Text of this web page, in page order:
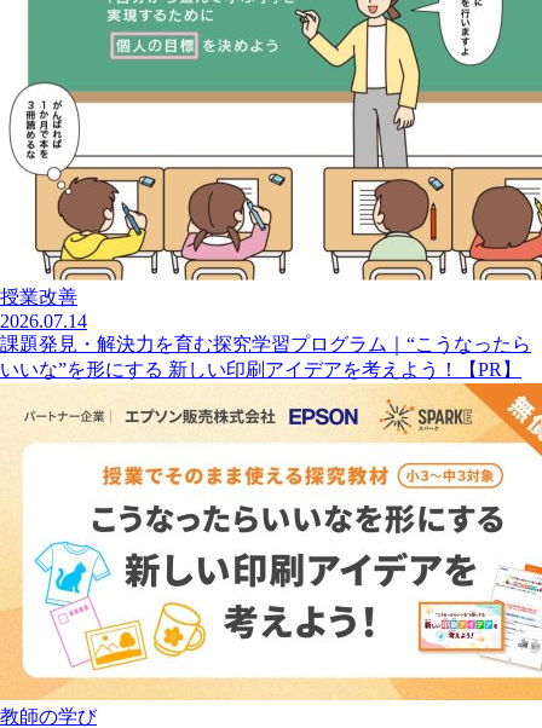
授業改善
2026.07.14
課題発見・解決力を育む探究学習プログラム｜“こうなったら
いいな”を形にする 新しい印刷アイデアを考えよう！【PR】
教師の学び